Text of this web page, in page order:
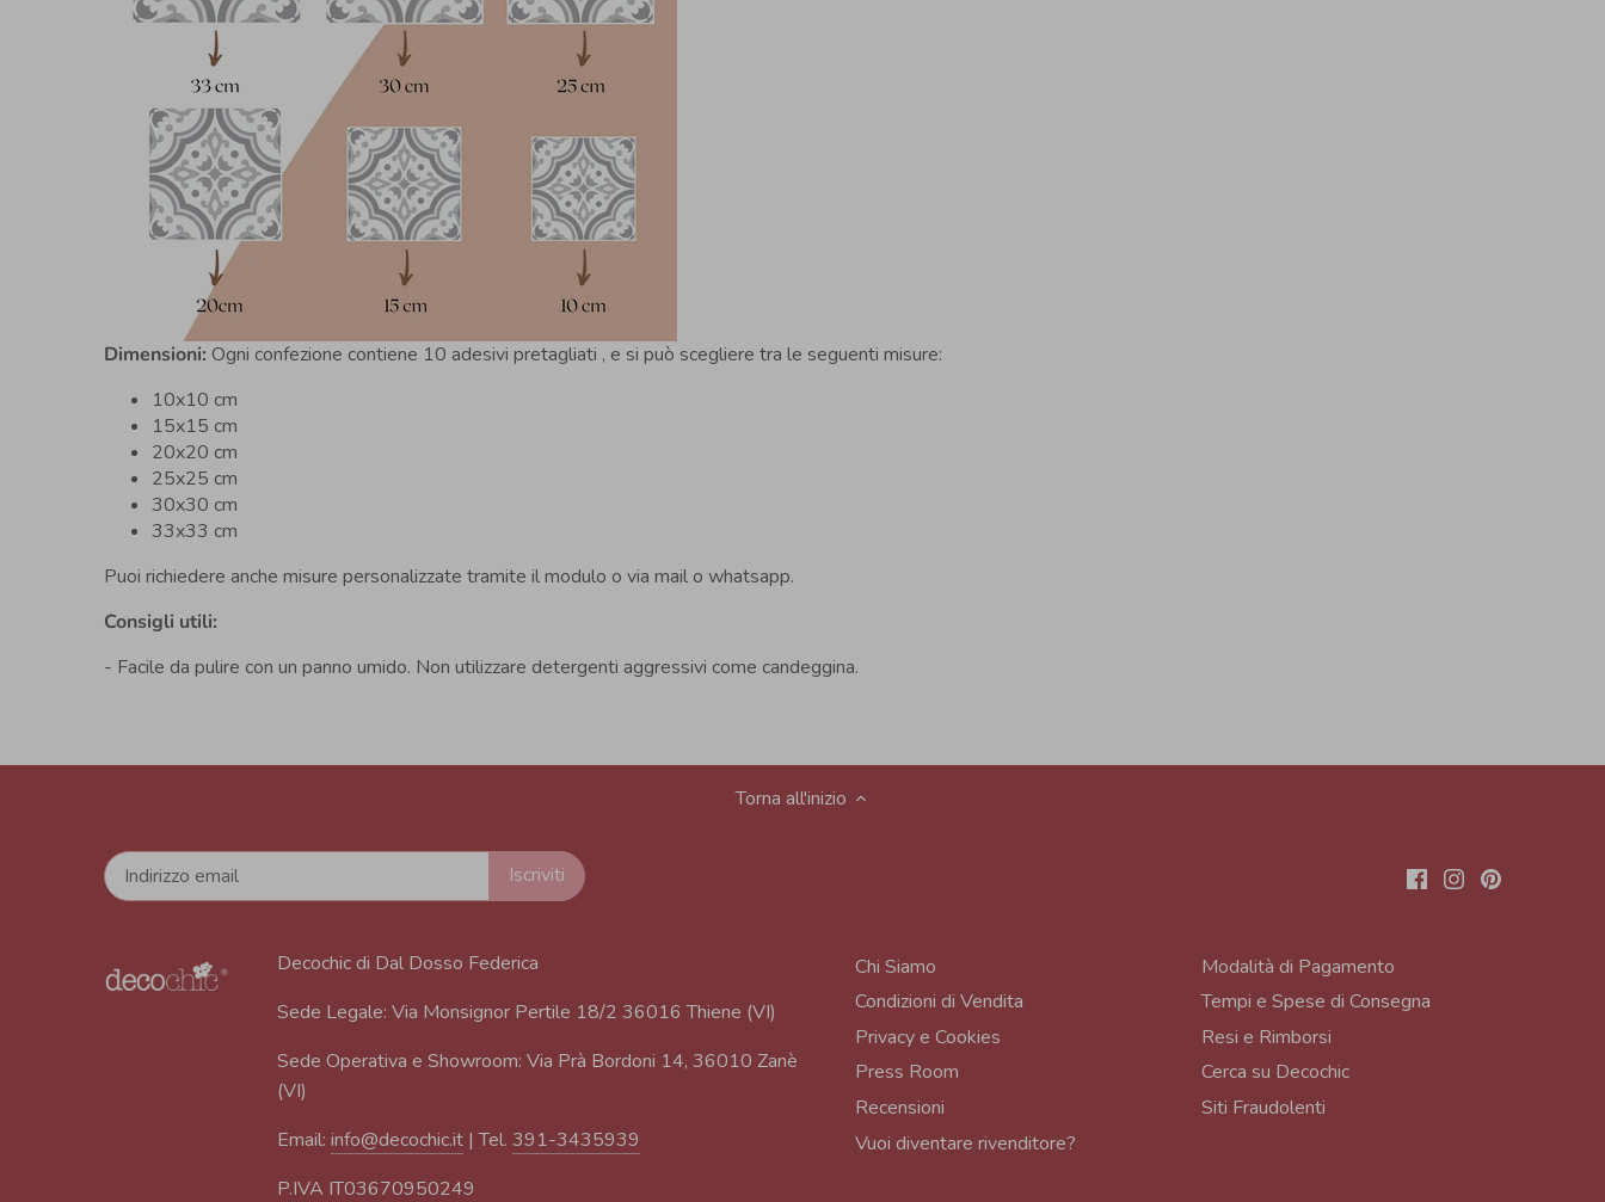
Dimensioni: Ogni confezione contiene 10 adesivi pretagliati , e si può scegliere tra le seguenti misure:
10x10 cm
15x15 cm
20x20 cm
25x25 cm
30x30 cm
33x33 cm
Puoi richiedere anche misure personalizzate tramite il modulo o via mail o whatsapp.
Consigli utili:
- Facile da pulire con un panno umido. Non utilizzare detergenti aggressivi come candeggina.
Torna all'inizio
Decochic di Dal Dosso Federica
Sede Legale: Via Monsignor Pertile 18/2 36016 Thiene (VI)
Sede Operativa e Showroom: Via Prà Bordoni 14, 36010 Zanè
(VI)
Email:info@decochic.it | Tel.391-3435939
P.IVA IT03670950249
Chi Siamo
Condizioni di Vendita
Privacy e Cookies
Press Room
Recensioni
Vuoi diventare rivenditore?
Modalità di Pagamento
Tempi e Spese di Consegna
Resi e Rimborsi
Cerca su Decochic
Siti Fraudolenti